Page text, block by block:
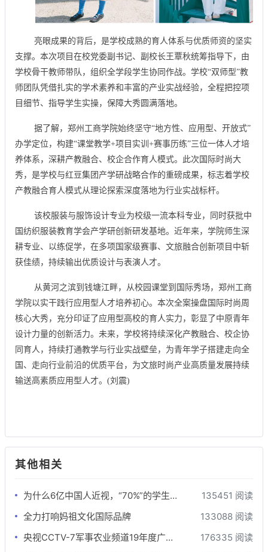
亮眼成果的背后，是学校成熟的育人体系与优质师资的坚实
支撑。本次项目在校党委副书记、副校长王覃秋统筹指导下，由
学校骨干教师带队，组织全学段学生协同作战。学校“双师型”教
师团队凭借扎实的学术素养和丰富的产业实战经验，全程把控项
目细节、指导学生实操，保障大秀圆满落地。
据了解，郑州工商学院始终坚守“地方性、应用型、开放式”
办学定位，构建“课堂教学+项目实训+赛事历练”三位一体人才培
养体系，深耕产教融合、校企合作育人模式。此次国际时尚大
秀，是学校与红豆集团产学研战略合作的重磅成果，标志着学校
产教融合育人模式从理论探索深度落地为行业实战标杆。
该校服装与服饰设计专业为校级一流本科专业，同时获批中
国纺织服装教育学会产学研创新研发基地。近年来，学院师生深
耕专业、以练促学，在多项国家级赛事、文旅融合创新项目中斩
获佳绩，持续输出优质设计与表演人才。
从黄河之滨到钱塘江畔，从校园课堂到国际秀场，郑州工商
学院以实干践行应用型人才培养初心。本次全案操盘国际时尚周
核心大秀，充分印证了应用型高校的育人实力，彰显了中原青年
设计力量的创新活力。未来，学校将持续深化产教融合、校企协
同育人，持续打通教学与行业实战壁垒，为青年学子搭建走向全
国、走向行业前沿的优质平台，为文旅时尚产业高质量发展持续
输送高素质应用型人才。(刘震)
其他相关
为什么6亿中国人近视，“70%”的学生戴眼镜，难道是学习压力太大？
135451 阅读
全力打响妈祖文化国际品牌
133088 阅读
央视CCTV-7军事农业频道19年度广告刊例价格表
176335 阅读